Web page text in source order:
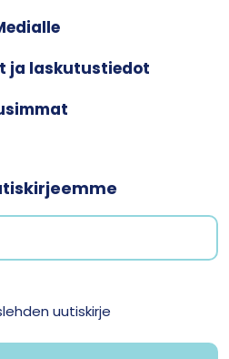
ja laskutustiedot
uutiskirje